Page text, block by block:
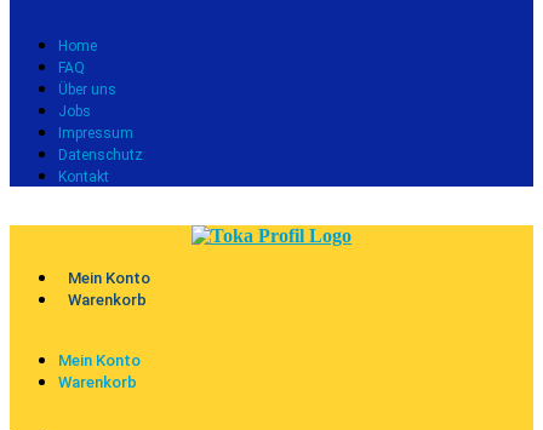
Home
FAQ
Über uns
Jobs
Impressum
Datenschutz
Kontakt
Mein Konto
Warenkorb
Mein Konto
Warenkorb